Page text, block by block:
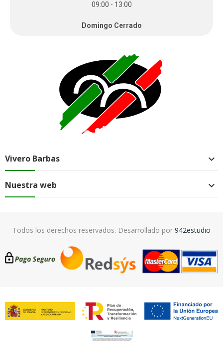
09:00 - 13:00
Domingo Cerrado
Vivero Barbas 
Nuestra web 
Todos los derechos reservados. Desarrollado por 942estudio